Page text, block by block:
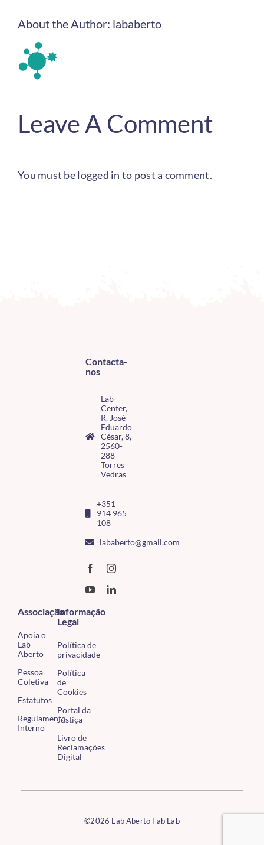
About the Author: lababerto
Leave A Comment
You must belogged in to post a comment.
Contacta-
nos
Lab
Center,
R. José
Eduardo
César, 8,
2560-
288
Torres
Vedras
+351
914 965
108
lababerto@gmail.com
Associação
Apoia o
Lab
Aberto
Pessoa
Coletiva
Estatutos
Regulamento
Interno
Informação
Legal
Política de
privacidade
Política
de
Cookies
Portal da
Justiça
Livro de
Reclamações
Digital
©2026 Lab Aberto Fab Lab